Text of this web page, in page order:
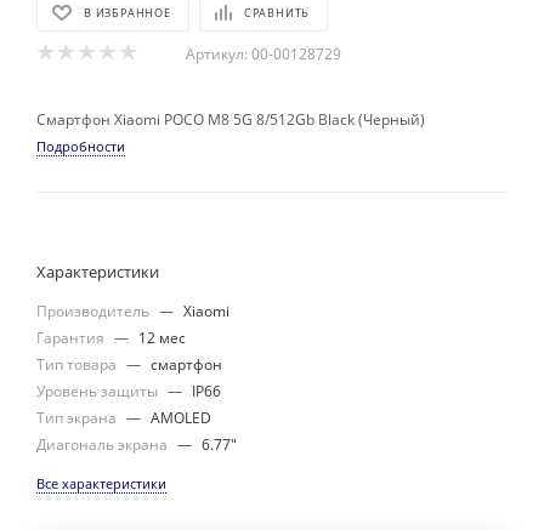
В ИЗБРАННОЕ СРАВНИТЬ
Артикул: 00-00128729
Смартфон Xiaomi POCO M8 5G 8/512Gb Black (Черный)
Подробности
Характеристики
Производитель — Xiaomi
Гарантия — 12 мес
Тип товара — смартфон
Уровень защиты — IP66
Тип экрана — AMOLED
Диагональ экрана — 6.77"
Все характеристики